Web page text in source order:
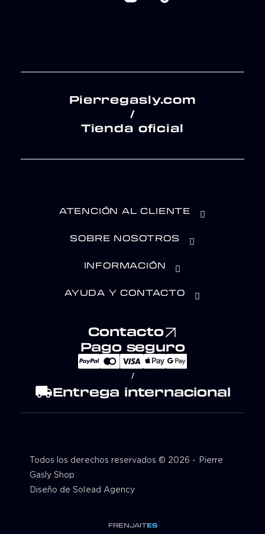
Pierregasly.com
/
Tienda oficial
ATENCIÓN AL CLIENTE
SOBRE NOSOTROS
INFORMACIÓN
AYUDA Y CONTACTO
Contacto
Pago seguro
/
local_shippingEntrega internacional
Todos los derechos reservados © 2026 - Pierre
Gasly Shop
Diseño de Solead Agency
FRENJAITES